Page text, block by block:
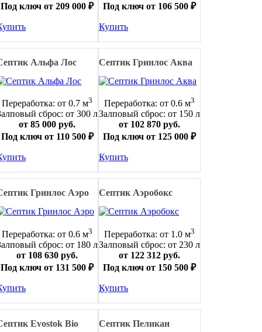
Под ключ от 209 000 ₽
Под ключ от 106 500 ₽
Купить
Альфа Лос
Переработка: от 0.7 м3
сброс: от 300 л
от 85 000 руб.
Под ключ от 110 500 ₽
Септик Гринлос Аква
Переработка: от 0.6 м3
Залповый сброс: от 150 л
от 102 870 руб.
Под ключ от 125 000 ₽
Купить
Гринлос Аэро
Переработка: от 0.6 м3
сброс: от 180 л
от 108 630 руб.
Под ключ от 131 500 ₽
Септик Аэробокс
Переработка: от 1.0 м3
Залповый сброс: от 230 л
от 122 312 руб.
Под ключ от 150 500 ₽
Купить
Evostok Bio Септик Пеликан